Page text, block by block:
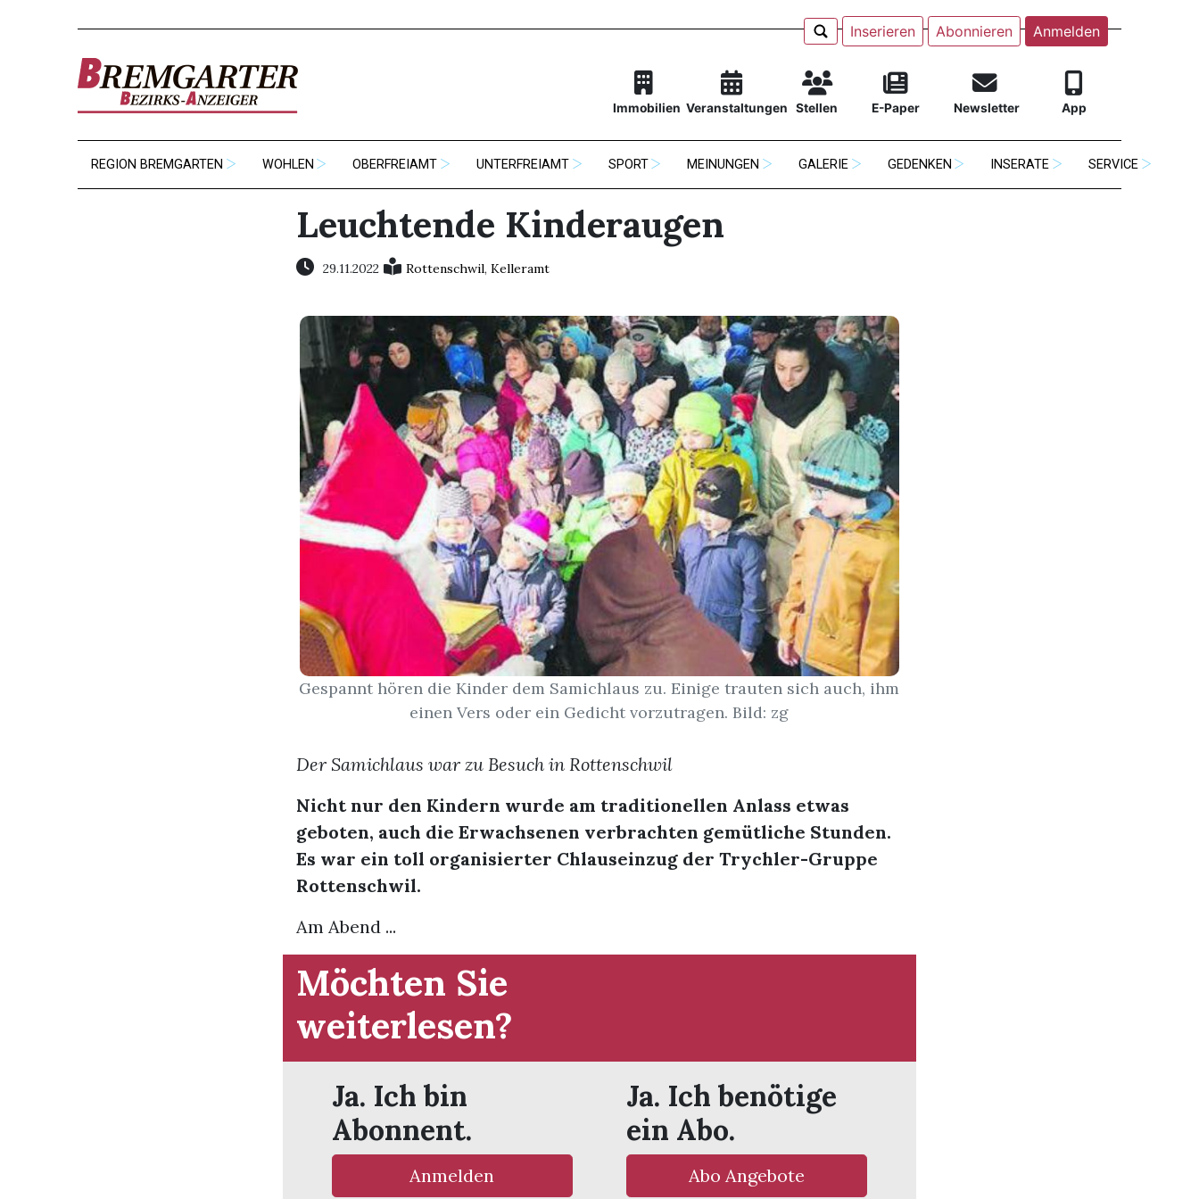
Inserieren Abonnieren Anmelden
Immobilien Veranstaltungen Stellen E-Paper Newsletter App
REGION BREMGARTEN WOHLEN OBERFREIAMT UNTERFREIAMT SPORT MEINUNGEN GALERIE GEDENKEN INSERATE SERVICE
Leuchtende Kinderaugen
29.11.2022 Rottenschwil, Kelleramt
Gespannt hören die Kinder dem Samichlaus zu. Einige trauten sich auch, ihm
einen Vers oder ein Gedicht vorzutragen. Bild: zg
Der Samichlaus war zu Besuch in Rottenschwil
Nicht nur den Kindern wurde am traditionellen Anlass etwas
geboten, auch die Erwachsenen verbrachten gemütliche Stunden.
Es war ein toll organisierter Chlauseinzug der Trychler-Gruppe
Rottenschwil.
Am Abend ...
Möchten Sie
weiterlesen?
Ja. Ich bin
Abonnent.
Anmelden
Ja. Ich benötige
ein Abo.
Abo Angebote